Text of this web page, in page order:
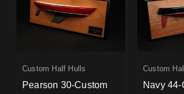
Custom Half Hulls
Pearson 30-Custom
Custom
Navy